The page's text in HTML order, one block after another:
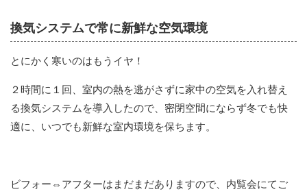
換気システムで常に新鮮な空気環境
とにかく寒いのはもうイヤ！
２時間に１回、室内の熱を逃がさずに家中の空気を入れ替え
る換気システムを導入したので、密閉空間にならず冬でも快
適に、いつでも新鮮な室内環境を保ちます。
ビフォー⇔アフターはまだまだありますので、内覧会にてご